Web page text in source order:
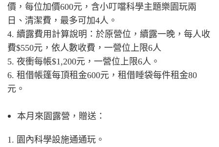
價，每位加價600元，含小叮噹科學主題樂園玩兩
日、清潔費，最多可加4人。
4. 續露費用計算說明：於原營位，續露一晚，每人收
費$550元，依人數收費，一營位上限6人
5. 夜衝每帳$1,200元，一營位上限6人。
6. 租借帳篷每頂租金600元，租借睡袋每件租金80
元 。
本月來園露營，贈送：
1. 園內科學設施通通玩。